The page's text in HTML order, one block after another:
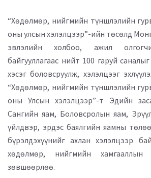
“Хөдөлмөр, нийгмийн түншлэлийн
оны улсын хэлэлцээр”-ийн төсөлд
эвлэлийн холбоо, ажил
байгууллагаас нийт 100 гаруй
хэсэг боловсруулж, хэлэлцээг
“Хөдөлмөр, нийгмийн түншлэлийн
оны Улсын хэлэлцээр”-т Эдийн
Сангийн яам, Боловсролын яам,
үйлдвэр, эрдэс баялгийн яамны
бүрэлдэхүүнийг ахлан хэлэлцээр
хөдөлмөр, нийгмийн хамгааллын
зөвшөөрлөө.